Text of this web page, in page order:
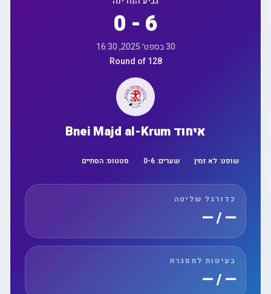
0 - 6
30 בספט׳ 2025, 16:30
Round of 128
איחוד Bnei Majd al-Krum
שופט:לא זמין שערים: 0 -6 סטטוס:הסתיים
כדורגל שליטה
— / —
בעיטות למסגרת
— / —